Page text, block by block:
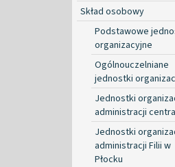
Skład osobowy
Podstawowe
organizacyjne
Ogólnouczelniane
jednostki
Jednostki
administracji
Jednostki
administracji Filii w
Płocku